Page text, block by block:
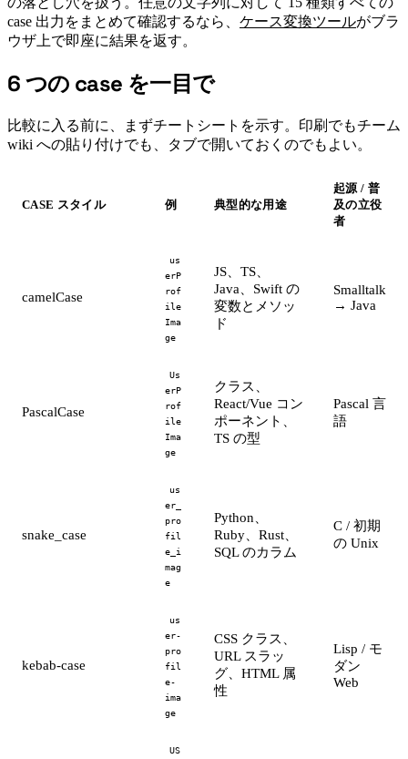
case 出力をまとめて確認するなら、 ケース変換ツールがブラ
ウザ上で即座に結果を返す。
#
6 つの case を一目で
比較に入る前に、まずチートシートを示す。印刷でもチーム
wiki への貼り付けでも、タブで開いておくのでもよい。
CASE スタイル 例 典型的な用途
起源 / 普
及の立役
者
camelCase
us
erP
rof
ile
Ima
ge
JS、TS、
Java、Swift の
変数とメソッ
ド
Smalltalk
→ Java
PascalCase
Us
erP
rof
ile
Ima
ge
クラス、
React/Vue コン
ポーネント、
TS の型
Pascal 言
語
snake_case
us
er_
pro
fil
e_i
mag
e
Python、
Ruby、Rust、
SQL のカラム
C / 初期
の Unix
kebab-case
us
er-
pro
fil
e-
ima
ge
CSS クラス、
URL スラッ
グ、HTML 属
性
Lisp / モ
ダン
Web
US